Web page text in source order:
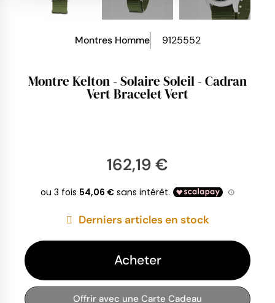
Montres Homme 9125552
Montre Kelton - Solaire Soleil - Cadran
Vert Bracelet Vert
162,19 €
Derniers articles en stock
Acheter
Offrir avec une Carte Cadeau